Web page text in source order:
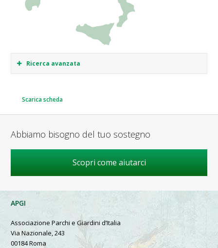
Ricerca avanzata
Scarica scheda
Abbiamo bisogno del tuo sostegno
Scopri come aiutarci
APGI
Associazione Parchi e Giardini d’Italia
Via Nazionale, 243
00184 Roma